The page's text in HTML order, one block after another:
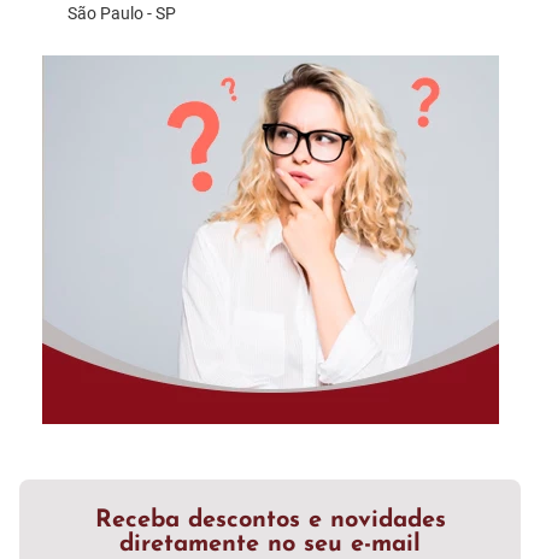
São Paulo - SP
Receba descontos e novidades
diretamente no seu e-mail